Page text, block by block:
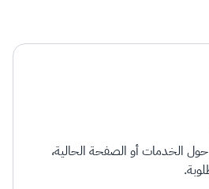
الخدمات أو الصفحة الحالية،